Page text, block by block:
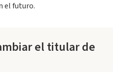
el futuro.
el titular de